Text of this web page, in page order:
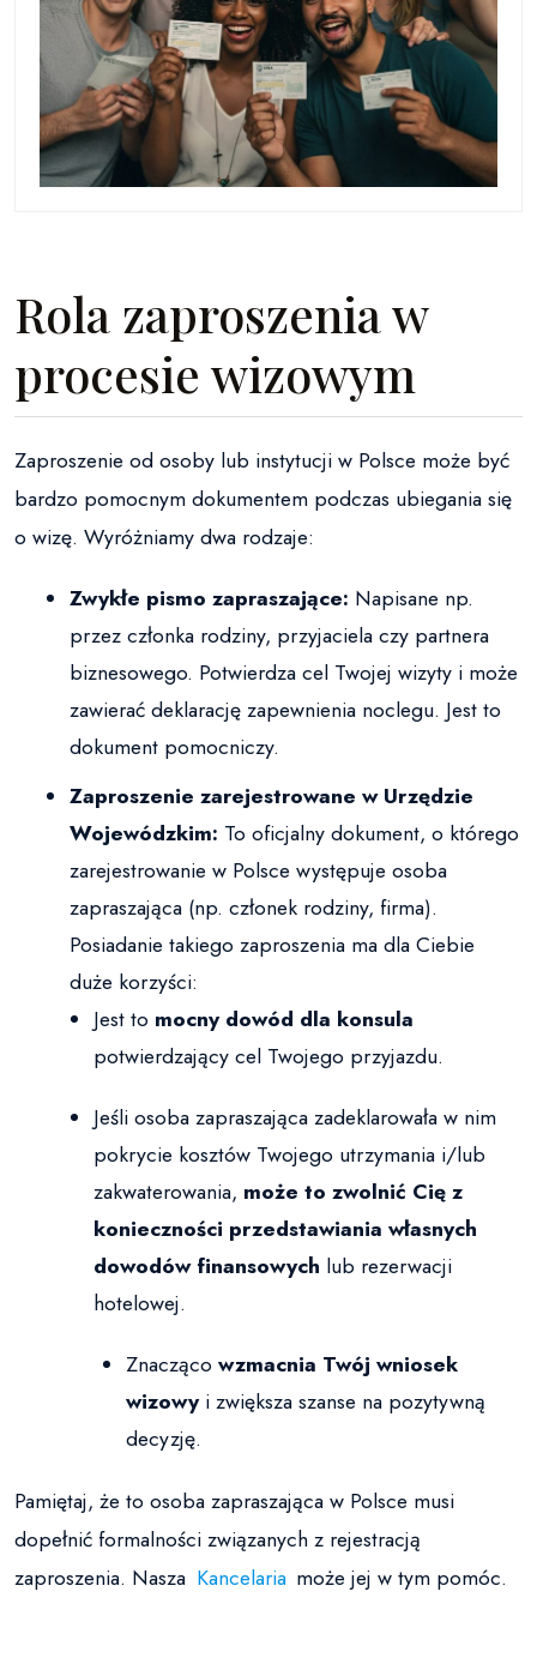
Rola zaproszenia w
procesie wizowym
Zaproszenie od osoby lub instytucji w Polsce może być
bardzo pomocnym dokumentem podczas ubiegania się
o wizę. Wyróżniamy dwa rodzaje:
Zwykłe pismo zapraszające: Napisane np.
przez członka rodziny, przyjaciela czy partnera
biznesowego. Potwierdza cel Twojej wizyty i może
zawierać deklarację zapewnienia noclegu. Jest to
dokument pomocniczy.
Zaproszenie zarejestrowane w Urzędzie
Wojewódzkim: To oficjalny dokument, o którego
zarejestrowanie w Polsce występuje osoba
zapraszająca (np. członek rodziny, firma).
Posiadanie takiego zaproszenia ma dla Ciebie
duże korzyści:
Jest to mocny dowód dla konsula
potwierdzający cel Twojego przyjazdu.
Jeśli osoba zapraszająca zadeklarowała w nim
pokrycie kosztów Twojego utrzymania i/lub
zakwaterowania, może to zwolnić Cię z
konieczności przedstawiania własnych
dowodów finansowych lub rezerwacji
hotelowej.
Znacząco wzmacnia Twój wniosek
wizowyi zwiększa szanse na pozytywną
decyzję.
Pamiętaj, że to osoba zapraszająca w Polsce musi
dopełnić formalności związanych z rejestracją
zaproszenia. Nasza Kancelaria może jej w tym pomóc.